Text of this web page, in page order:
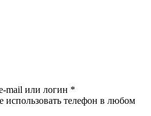
mail или логин *
телефон в любом